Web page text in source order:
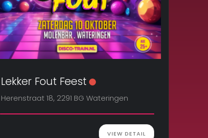
Lekker Fout Feest
Herenstraat 18, 2291 BG Wateringen
VIEW DETAIL